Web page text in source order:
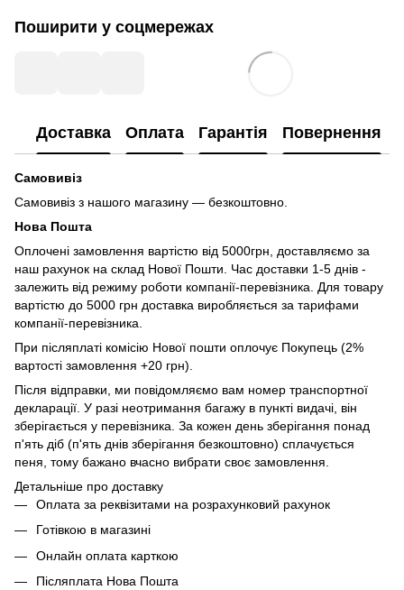
Поширити у соцмережах
Доставка Оплата Гарантія Повернення
Самовивіз
Самовивіз з нашого магазину — безкоштовно.
Нова Пошта
Оплочені замовлення вартістю від 5000грн, доставляємо за
наш рахунок на склад Нової Пошти. Час доставки 1-5 днів -
залежить від режиму роботи компанії-перевізника. Для товару
вартістю до 5000 грн доставка виробляється за тарифами
компанії-перевізника.
При післяплаті комісію Нової пошти оплочує Покупець (2%
вартості замовлення +20 грн).
Після відправки, ми повідомляємо вам номер транспортної
декларації. У разі неотримання багажу в пункті видачі, він
зберігається у перевізника. За кожен день зберігання понад
п'ять діб (п'ять днів зберігання безкоштовно) сплачується
пеня, тому бажано вчасно вибрати своє замовлення.
Детальніше про доставку
Оплата за реквізитами на розрахунковий рахунок
Готівкою в магазині
Онлайн оплата карткою
Післяплата Нова Пошта